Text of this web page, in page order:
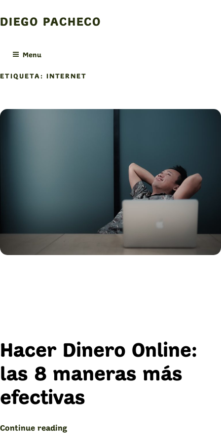
to
content
DIEGO PACHECO
Menu
ETIQUETA: INTERNET
Hacer Dinero Online:
las 8 maneras más
efectivas
Continue reading“Hacer